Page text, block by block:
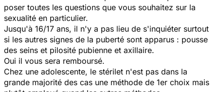
poser toutes les questions que vous souhaitez sur la
sexualité en particulier.
Jusqu'à 16/17 ans, il n'y a pas lieu de s'inquiéter surtout
si les autres signes de la puberté sont apparus : pousse
des seins et pilosité pubienne et axillaire.
Oui il vous sera remboursé.
Chez une adolescente, le stérilet n'est pas dans la
grande majorité des cas une méthode de 1er choix mais